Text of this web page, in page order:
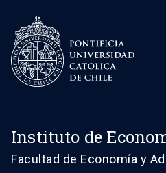
Instituto de
Facultad de Economía y